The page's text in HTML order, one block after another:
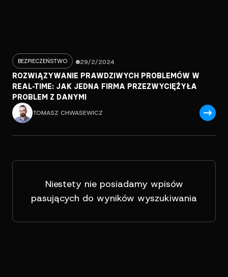
BEZPIECZEŃSTWO 29/2/2024
ROZWIĄZYWANIE PRAWDZIWYCH PROBLEMÓW W
REAL-TIME: JAK JEDNA FIRMA PRZEZWYCIĘŻYŁA
PROBLEM Z DANYMI
TOMASZ CHWASEWICZ
Niestety nie posiadamy wpisów
pasujących do wyników wyszukiwania